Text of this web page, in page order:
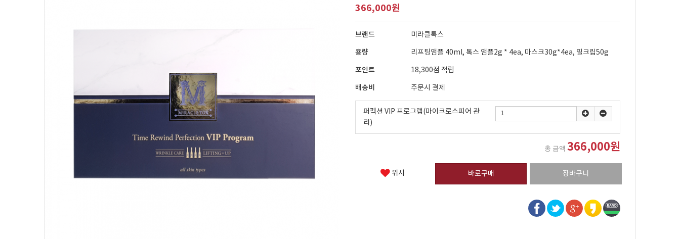
366,000원
브랜드 미라클톡스
용량 리프팅앰플 40ml, 톡스 앰플2g * 4ea, 마스크30g*4ea, 필크림50g
포인트 18,300점 적립
배송비 주문시 결제
퍼펙션 VIP 프로그램(마이크로스피어 관
리)
총 금액 366,000원
위시